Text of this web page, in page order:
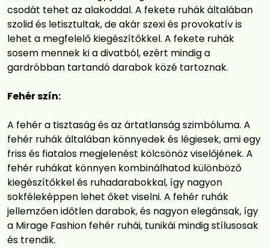
csodát tehet az alakoddal. A fekete ruhák általában
szolid és letisztultak, de akár szexi és provokatív is
lehet a megfelelő kiegészítőkkel. A fekete ruhák
sosem mennek ki a divatból, ezért mindig a
gardróbban tartandó darabok közé tartoznak.
Fehér szín:
A fehér a tisztaság és az ártatlanság szimbóluma. A
fehér ruhák általában könnyedek és légiesek, ami egy
friss és fiatalos megjelenést kölcsönöz viselőjének. A
fehér ruhákat könnyen kombinálhatod különböző
kiegészítőkkel és ruhadarabokkal, így nagyon
sokféleképpen lehet őket viselni. A fehér ruhák
jellemzően időtlen darabok, és nagyon elegánsak, így
a Mirage Fashion fehér ruhái, tunikái mindig stílusosak
és trendik.